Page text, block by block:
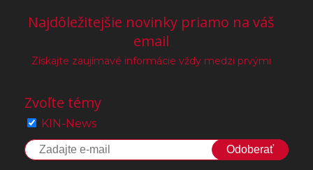
Najdôležitejšie novinky priamo na váš
email
Získajte zaujímavé informácie vždy medzi prvými
Zvoľte témy
KIN-News
Odoberať